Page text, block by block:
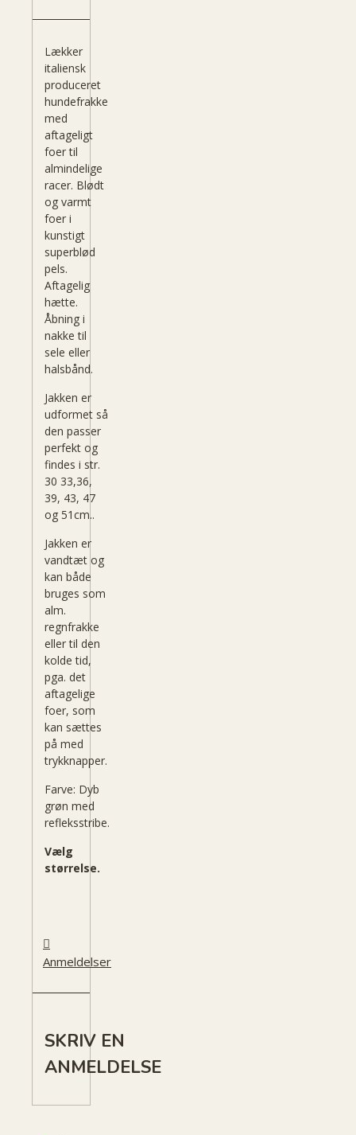
Lækker
italiensk
produceret
hundefrakke
med
aftageligt
foer til
almindelige
racer. Blødt
og varmt
foer i
kunstigt
superblød
pels.
Aftagelig
hætte.
Åbning i
nakke til
sele eller
halsbånd.
Jakken er
udformet så
den passer
perfekt og
findes i str.
30 33,36,
39, 43, 47
og 51cm..
Jakken er
vandtæt og
kan både
bruges som
alm.
regnfrakke
eller til den
kolde tid,
pga. det
aftagelige
foer, som
kan sættes
på med
trykknapper.
Farve: Dyb
grøn med
refleksstribe.
Vælg
størrelse.
Anmeldelser
SKRIV EN
ANMELDELSE